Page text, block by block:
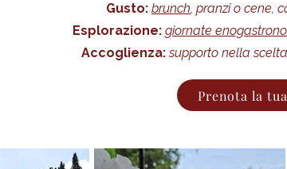
Gusto: brunch, pranzi o cene,
Esplorazione: giornate
Accoglienza: supporto nella
Prenota la